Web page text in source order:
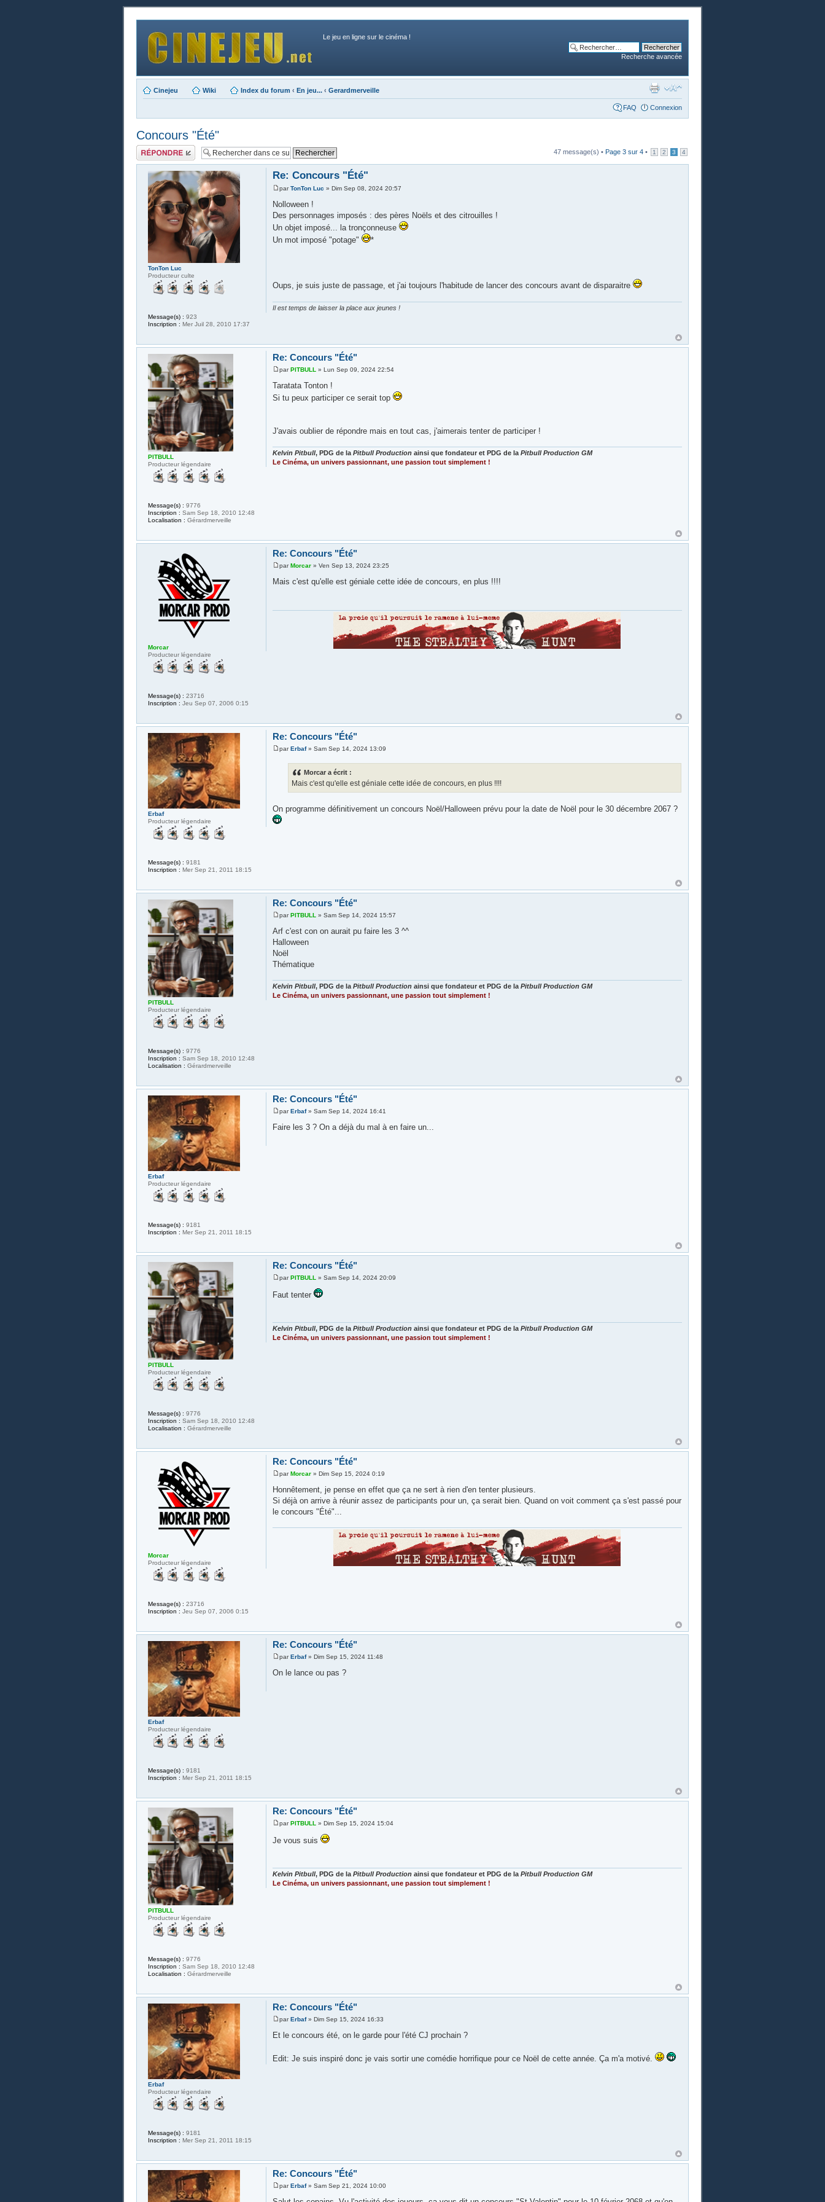
Le jeu en ligne sur le cinéma !
Recherche avancée
Cinejeu Wiki Index du forum ‹ En jeu... ‹ Gerardmerveille
FAQ Connexion
Concours "Été"
Publier une
réponse
47 message(s) • Page 3 sur 4 • 1 2 3 4
Re: Concours "Été"
parTonTon Luc » Dim Sep 08, 2024 20:57
Nolloween !
Des personnages imposés : des pères Noëls et des citrouilles !
Un objet imposé... la tronçonneuse
Un mot imposé "potage"
*
Oups, je suis juste de passage, et j'ai toujours l'habitude de lancer des concours avant de disparaitre
Il est temps de laisser la place aux jeunes !
TonTon Luc
Producteur culte
Message(s) : 923
Inscription : Mer Juil 28, 2010 17:37
Re: Concours "Été"
parPITBULL » Lun Sep 09, 2024 22:54
Taratata Tonton !
Si tu peux participer ce serait top
J'avais oublier de répondre mais en tout cas, j'aimerais tenter de participer !
Kelvin Pitbull, PDG de la Pitbull Productionainsi que fondateur et PDG de la Pitbull Production GM
Le Cinéma, un univers passionnant, une passion tout simplement !
PITBULL
Producteur légendaire
Message(s) : 9776
Inscription : Sam Sep 18, 2010 12:48
Localisation : Gérardmerveille
Re: Concours "Été"
parMorcar» Ven Sep 13, 2024 23:25
Mais c'est qu'elle est géniale cette idée de concours, en plus !!!!
Morcar
Producteur légendaire
Message(s) : 23716
Inscription : Jeu Sep 07, 2006 0:15
Re: Concours "Été"
parErbaf» Sam Sep 14, 2024 13:09
Morcar a écrit :
Mais c'est qu'elle est géniale cette idée de concours, en plus !!!!
On programme définitivement un concours Noël/Halloween prévu pour la date de Noël pour le 30 décembre 2067 ?
Erbaf
Producteur légendaire
Message(s) : 9181
Inscription : Mer Sep 21, 2011 18:15
Re: Concours "Été"
parPITBULL » Sam Sep 14, 2024 15:57
Arf c'est con on aurait pu faire les 3 ^^
Halloween
Noël
Thématique
Kelvin Pitbull, PDG de la Pitbull Productionainsi que fondateur et PDG de la Pitbull Production GM
Le Cinéma, un univers passionnant, une passion tout simplement !
PITBULL
Producteur légendaire
Message(s) : 9776
Inscription : Sam Sep 18, 2010 12:48
Localisation : Gérardmerveille
Re: Concours "Été"
parErbaf» Sam Sep 14, 2024 16:41
Faire les 3 ? On a déjà du mal à en faire un...
Erbaf
Producteur légendaire
Message(s) : 9181
Inscription : Mer Sep 21, 2011 18:15
Re: Concours "Été"
parPITBULL » Sam Sep 14, 2024 20:09
Faut tenter
Kelvin Pitbull, PDG de la Pitbull Productionainsi que fondateur et PDG de la Pitbull Production GM
Le Cinéma, un univers passionnant, une passion tout simplement !
PITBULL
Producteur légendaire
Message(s) : 9776
Inscription : Sam Sep 18, 2010 12:48
Localisation : Gérardmerveille
Re: Concours "Été"
parMorcar» Dim Sep 15, 2024 0:19
Honnêtement, je pense en effet que ça ne sert à rien d'en tenter plusieurs.
Si déjà on arrive à réunir assez de participants pour un, ça serait bien. Quand on voit comment ça s'est passé pour
le concours "Été"...
Morcar
Producteur légendaire
Message(s) : 23716
Inscription : Jeu Sep 07, 2006 0:15
Re: Concours "Été"
parErbaf» Dim Sep 15, 2024 11:48
On le lance ou pas ?
Erbaf
Producteur légendaire
Message(s) : 9181
Inscription : Mer Sep 21, 2011 18:15
Re: Concours "Été"
parPITBULL » Dim Sep 15, 2024 15:04
Je vous suis
Kelvin Pitbull, PDG de la Pitbull Productionainsi que fondateur et PDG de la Pitbull Production GM
Le Cinéma, un univers passionnant, une passion tout simplement !
PITBULL
Producteur légendaire
Message(s) : 9776
Inscription : Sam Sep 18, 2010 12:48
Localisation : Gérardmerveille
Re: Concours "Été"
parErbaf» Dim Sep 15, 2024 16:33
Et le concours été, on le garde pour l'été CJ prochain ?
Edit: Je suis inspiré donc je vais sortir une comédie horrifique pour ce Noël de cette année. Ça m'a motivé.
Erbaf
Producteur légendaire
Message(s) : 9181
Inscription : Mer Sep 21, 2011 18:15
Re: Concours "Été"
parErbaf» Sam Sep 21, 2024 10:00